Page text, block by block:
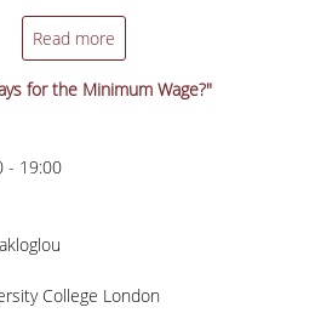
ΣΤΑΔΙΟΔΡΟΜΙΑΣ
ΣΠΟΥΔΕΣ
ΔΕΟΣ
ΣΠΟΥΔΩΝ
ΠΡΟΓΡΑΜΜΑΤΟΣ
Read more
for the Minimum Wage?"
- 19:00
College London